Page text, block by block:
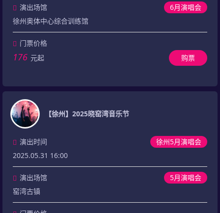
6月演唱会
演出场馆
徐州奥体中心综合训练馆
门票价格
176 元起 购票
【徐州】2025晓窑湾音乐节
徐州5月演唱会
演出时间
2025.05.31 16:00
5月演唱会
演出场馆
窑湾古镇